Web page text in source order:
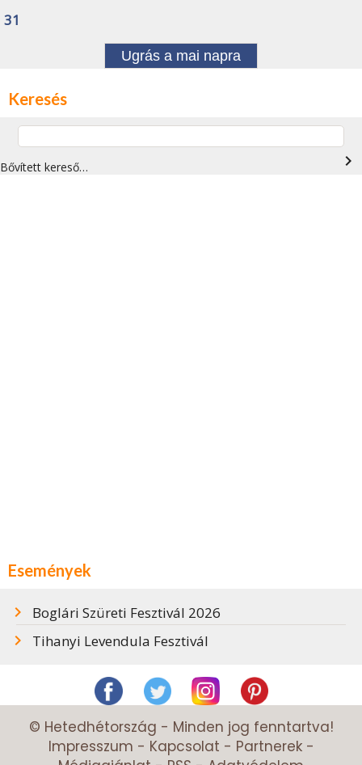
31
Ugrás a mai napra
Keresés
Bővített kereső… navigate_next
Események
Boglári Szüreti Fesztivál 2026
Tihanyi Levendula Fesztivál
© Hetedhétország - Minden jog fenntartva!
Impresszum - Kapcsolat - Partnerek-